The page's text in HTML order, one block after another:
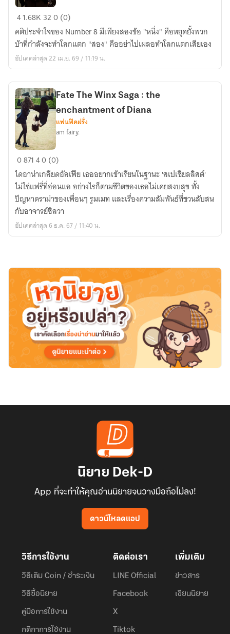
The
Umbrella
Academy
:
The
boy
41.68K 320 (0)
คติประจำใจของ Number 8 มีเพียงสองข้อ "หนึ่ง" คือหยุดยั้งพวก
บ้าที่กำลังจะทำโลกแตก "สอง" คืออย่าไปเผลอทำโลกแตกเสียเอง
อัปเดตล่าสุด 22 เม.ย. 69 / 11:19 น.
Fate
The
Winx
Saga
:
the
enchantment
Fate The Winx Saga : the
enchantment of Diana
แฟนฟิคฝรั่ง
am fairy.
087140 (0)
ไดอาน่าเกลียดอัลเฟีย เธออยากเข้าเรียนในฐานะ 'สเปเชียลลิสต์'
ไม่ใช่แฟรี่ที่อ่อนแอ อย่างไรก็ตามชีวิตของเธอไม่เคยสงบสุข ทั้ง
ปัญหาดราม่าของเพื่อนๆ รูมเมท และเรื่องความสัมพันธ์ที่ชวนสับสน
กับอาจารย์ซิลวา
อัปเดตล่าสุด 6 ธ.ค. 67 / 11:40 น.
นิยาย Dek-D
App ที่จะทำให้คุณอ่านนิยายจนวางมือถือไม่ลง!
ดาวน์โหลดแอป
วิธีการใช้งาน
วิธีเติม Coin / ชำระเงิน
วิธีซื้อนิยาย
คู่มือการใช้งาน
กติกาการใช้งาน
ติดต่อเรา
LINE Official
Facebook
X
Tiktok
เพิ่มเติม
ข่าวสาร
เขียนนิยาย